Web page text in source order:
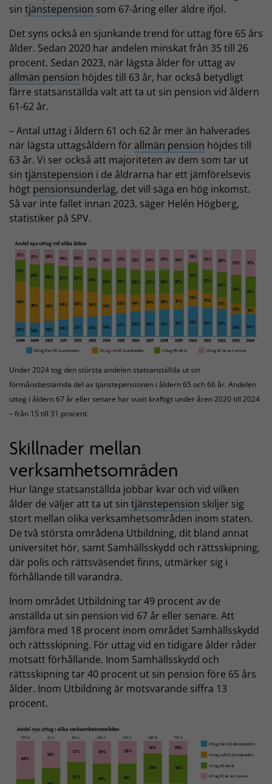
sin tjänstepension som 67-åring eller äldre ifjol.
Det syns också en sjunkande trend för uttag före 65 års
ålder. Sedan 2020 har andelen minskat från 35 till 26
procent. Sedan 2023, när lägsta ålder för uttag av
allmän pension höjdes till 63 år, har också betydligt
färre statsanställda valt att ta ut sin pension vid åldern
61-62 år.
– Antal uttag i åldern 61 och 62 år mer än halverades
när lägsta uttagsåldern för allmän pension höjdes till
63 år. Vi ser också att majoriteten av dem som tar ut
sin tjänstepension i de åldrarna har ett jämförelsevis
högt pensionsunderlag, det vill säga en hög inkomst.
Så var inte fallet innan 2023, säger Helén Högberg,
statistiker på SPV.
Under 2024 tog den största andelen statsanställda ut sin
förmånsbestämda del av tjänstepensionen i åldern 65 och 66 år. Andelen
uttag i åldern 67 år eller senare har vuxit kraftigt under åren 2020 till 2024
– från 15 till 31 procent.
Skillnader mellan
verksamhetsområden
Hur länge statsanställda jobbar kvar och vid vilken
ålder de väljer att ta ut sin tjänstepension skiljer sig
stort mellan olika verksamhetsområden inom staten.
De två största områdena Utbildning, dit bland annat
universitet hör, samt Samhällsskydd och rättsskipning,
där polis och rättsväsendet finns, utmärker sig i
förhållande till varandra.
Inom området Utbildning tar 49 procent av de
anställda ut sin pension vid 67 år eller senare. Att
jämföra med 18 procent inom området Samhällsskydd
och rättsskipning. För uttag vid en tidigare ålder råder
motsatt förhållande. Inom Samhällsskydd och
rättsskipning tar 40 procent ut sin pension före 65 års
ålder. Inom Utbildning är motsvarande siffra 13
procent.